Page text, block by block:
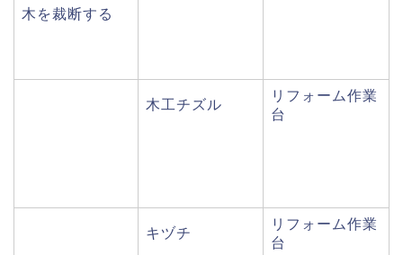
木を裁断する
木工チズル
リフォーム作業
台
キヅチ
リフォーム作業
台